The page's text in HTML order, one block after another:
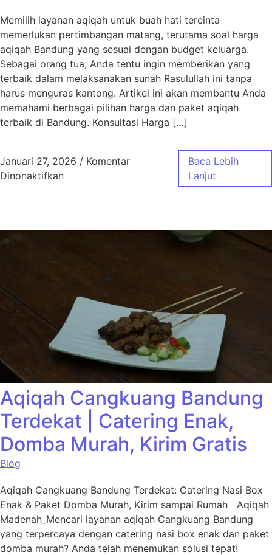
Memilih layanan aqiqah untuk buah hati tercinta
memerlukan pertimbangan matang, terutama soal harga
aqiqah Bandung yang sesuai dengan budget keluarga.
Sebagai orang tua, Anda tentu ingin memberikan yang
terbaik dalam melaksanakan sunah Rasulullah ini tanpa
harus menguras kantong. Artikel ini akan membantu Anda
memahami berbagai pilihan harga dan paket aqiqah
terbaik di Bandung. Konsultasi Harga […]
Januari 27, 2026 / Komentar
Dinonaktifkanpada Harga Aqiqah Bandung Terbaik Se-
Baca Lebih
Lanjut
Aqiqah Cangkuang Bandung
Terdekat | Catering Enak,
Domba Murah, Kirim Gratis
Blog
Aqiqah Cangkuang Bandung Terdekat: Catering Nasi Box
Enak & Paket Domba Murah, Kirim sampai Rumah Aqiqah
Madenah_Mencari layanan aqiqah Cangkuang Bandung
yang terpercaya dengan catering nasi box enak dan paket
domba murah? Anda telah menemukan solusi tepat!